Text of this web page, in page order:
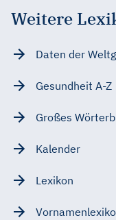
Weitere
Daten der
Gesundheit A-Z
Großes
Kalender
Lexikon